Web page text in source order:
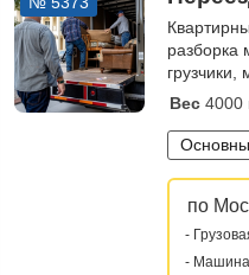
разборка
грузчики,
Вес 4000
по
-
- Машина